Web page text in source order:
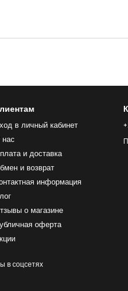
в личный кабинет
и доставка
и возврат
информация
о магазине
оферта
в соцсетях